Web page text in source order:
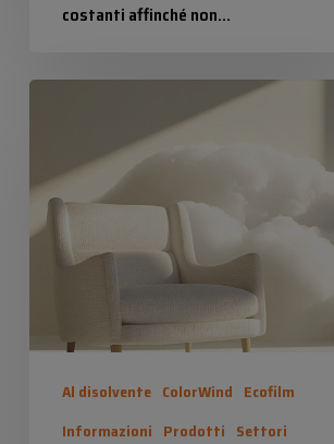
costanti affinché non…
Industrias Químicas Iris
Al disolvente ColorWind Ecofilm
Informazioni Prodotti Settori